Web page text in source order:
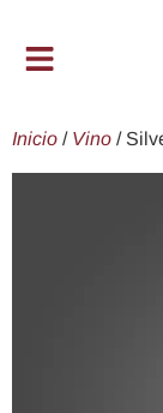
Inicio / Vino /